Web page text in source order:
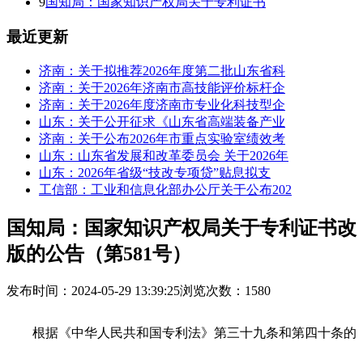
最近更新
济南：关于拟推荐2026年度第二批山东省科
济南：关于2026年济南市高技能评价标杆企
济南：关于2026年度济南市专业化科技型企
山东：关于公开征求《山东省高端装备产业
济南：关于公布2026年市重点实验室绩效考
山东：山东省发展和改革委员会 关于2026年
山东：2026年省级“技改专项贷”贴息拟支
工信部：工业和信息化部办公厅关于公布202
国知局：国家知识产权局关于专利证书改
版的公告（第581号）
发布时间：2024-05-29 13:39:25浏览次数：1580
根据《中华人民共和国专利法》第三十九条和第四十条的